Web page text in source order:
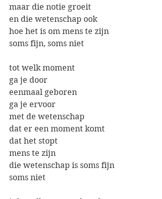
maar die notie groeit
en die wetenschap ook
hoe het is om mens te zijn
soms fijn, soms niet
tot welk moment
ga je door
eenmaal geboren
ga je ervoor
met de wetenschap
dat er een moment komt
dat het stopt
mens te zijn
die wetenschap is soms fijn
soms niet